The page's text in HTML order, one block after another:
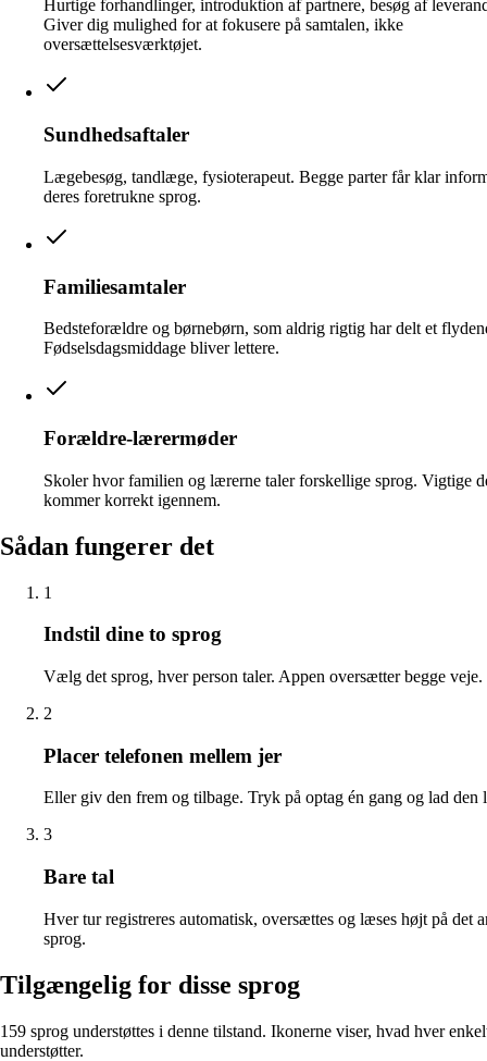
Hurtige forhandlinger, introduktion af partnere, besøg af
Giver dig mulighed for at fokusere på samtalen, ikke
oversættelsesværktøjet.
Sundhedsaftaler
Lægebesøg, tandlæge, fysioterapeut. Begge parter får klar
deres foretrukne sprog.
Familiesamtaler
Bedsteforældre og børnebørn, som aldrig rigtig har delt et
Fødselsdagsmiddage bliver lettere.
Forældre-lærermøder
Skoler hvor familien og lærerne taler forskellige sprog. Vigtige
kommer korrekt igennem.
Sådan fungerer det
1
Indstil dine to sprog
Vælg det sprog, hver person taler. Appen oversætter begge veje.
2
Placer telefonen mellem jer
Eller giv den frem og tilbage. Tryk på optag én gang og lad den
3
Bare tal
Hver tur registreres automatisk, oversættes og læses højt på det
sprog.
Tilgængelig for disse sprog
159 sprog understøttes i denne tilstand. Ikonerne viser, hvad hver
understøtter.